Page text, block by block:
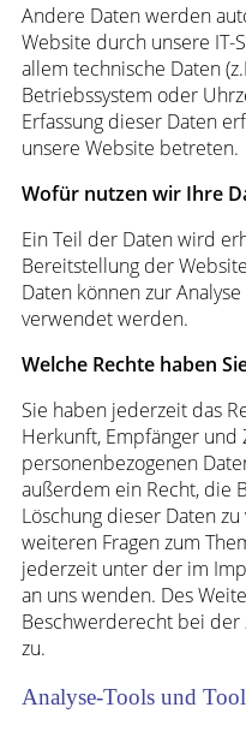
Andere Daten werden
Website durch unsere IT-
allem technische Daten
Betriebssystem oder
Erfassung dieser Daten
unsere Website betreten.
Wofür nutzen wir Ihre
Ein Teil der Daten wird
Bereitstellung der
Daten können zur
verwendet werden.
Welche Rechte haben
Sie haben jederzeit das
Herkunft, Empfänger
personenbezogenen
außerdem ein Recht, die
Löschung dieser Daten
weiteren Fragen zum
jederzeit unter der im
an uns wenden. Des
Beschwerderecht bei
zu.
Analyse-Tools und